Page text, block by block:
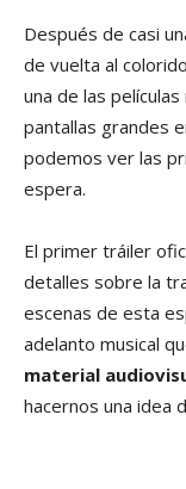
Después de casi
de vuelta al
una de las
pantallas grandes
podemos ver las
espera.
El primer tráiler
detalles sobre la
escenas de esta
adelanto musical
material
hacernos una idea